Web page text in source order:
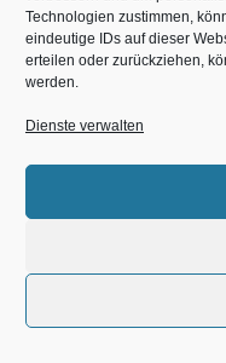
Technologien zustimmen,
eindeutige IDs auf dieser
erteilen oder zurückziehen,
werden.
Dienste verwalten